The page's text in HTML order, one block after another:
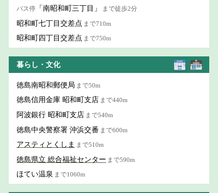
バス停 「南昭和町三丁目」 まで徒歩2分
昭和町七丁目交差点 まで710m
昭和町四丁目交差点 まで750m
暮らし・文化
徳島南昭和郵便局 まで50m
徳島信用金庫 昭和町支店 まで440m
阿波銀行 昭和町支店 まで540m
徳島中央警察署 沖浜交番 まで600m
アスティとくしま まで510m
徳島県立 総合福祉センター まで590m
ほてい温泉 まで1060m